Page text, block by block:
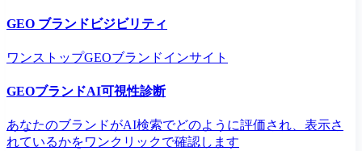
GEO ブランドビジビリティ
ワンストップGEOブランドインサイト
GEOブランドAI可視性診断
あなたのブランドがAI検索でどのように評価され、表示さ
れているかをワンクリックで確認します